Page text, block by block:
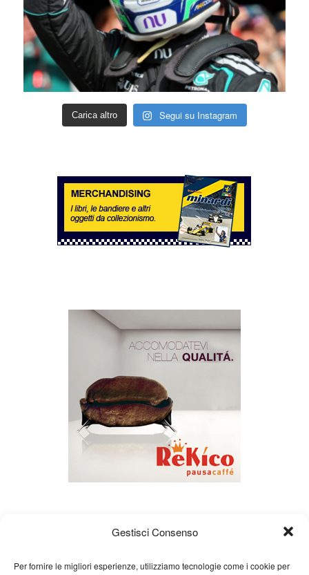
Gestisci Consenso
Per fornire le migliori esperienze, utilizziamo tecnologie come i cookie per
Carica altro Segui su Instagram